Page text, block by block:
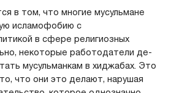
в том, что многие мусульмане
исламофобию с
в сфере религиозных
некоторые работодатели де-
мусульманкам в хиджабах. Это
что они это делают, нарушая